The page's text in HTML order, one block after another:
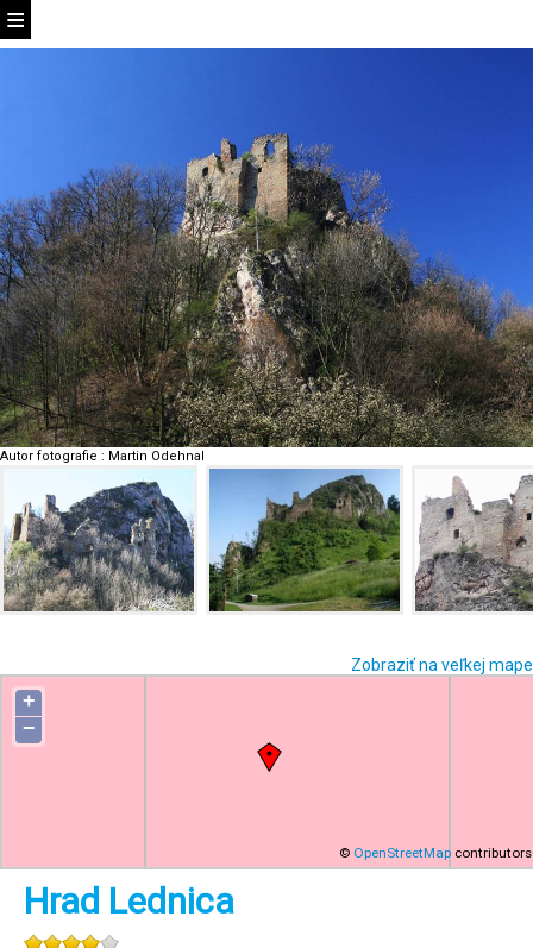
Autor fotografie : Martin Odehnal
Zobraziť na veľkej mape
+
−
© OpenStreetMap contributors
Hrad Lednica